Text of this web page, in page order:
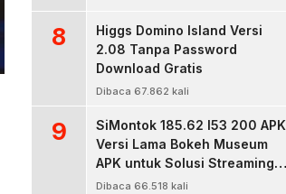
8
Higgs Domino Island Versi
2.08 Tanpa Password
Download Gratis
Dibaca 67.862 kali
9
SiMontok 185.62 l53 200 APK
Versi Lama Bokeh Museum
APK untuk Solusi Streaming
Video Bokeh Tanpa Batas
Dibaca 66.518 kali